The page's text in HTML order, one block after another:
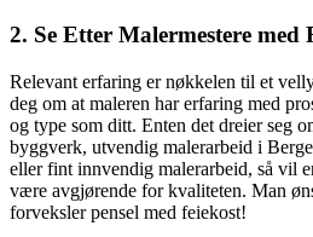
2. Se Etter Malermestere
Relevant erfaring er nøkkelen til et
deg om at maleren har erfaring med
og type som ditt. Enten det dreier seg
byggverk, utvendig malerarbeid i
eller fint innvendig malerarbeid, så vil
være avgjørende for kvaliteten. Man
forveksler pensel med feiekost!